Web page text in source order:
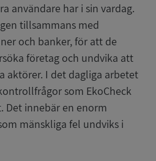
användare har i sin vardag.
tillsammans med
och banker, för att de
företag och undvika att
aktörer. I det dagliga arbetet
som EkoCheck
Det innebär en enorm
mänskliga fel undviks i